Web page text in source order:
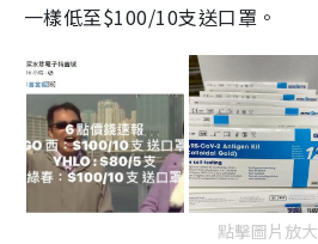
一樣低至$100/10支送口罩。
點擊圖片放大